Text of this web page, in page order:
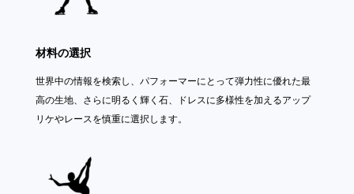
材料の選択
世界中の情報を検索し、パフォーマーにとって弾力性に優れた最
高の生地、さらに明るく輝く石、ドレスに多様性を加えるアップ
リケやレースを慎重に選択します。